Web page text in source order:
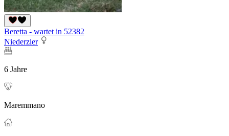
Beretta - wartet in 52382
Niederzier
6 Jahre
Maremmano